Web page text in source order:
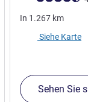
In 1.267 km
Siehe Karte
Sehen Sie